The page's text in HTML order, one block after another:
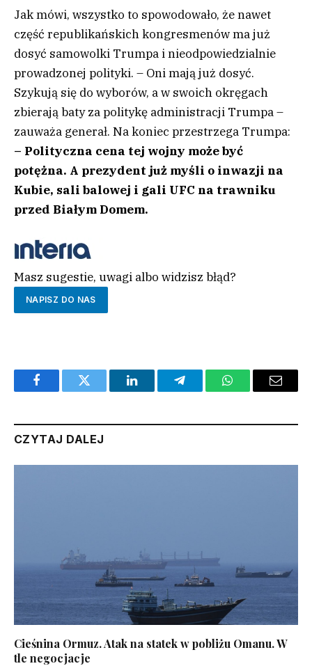
Jak mówi, wszystko to spowodowało, że nawet
część republikańskich kongresmenów ma już
dosyć samowolki Trumpa i nieodpowiedzialnie
prowadzonej polityki. – Oni mają już dosyć.
Szykują się do wyborów, a w swoich okręgach
zbierają baty za politykę administracji Trumpa –
zauważa generał. Na koniec przestrzega Trumpa:
– Polityczna cena tej wojny może być
potężna. A prezydent już myśli o inwazji na
Kubie, sali balowej i gali UFC na trawniku
przed Białym Domem.
Masz sugestie, uwagi albo widzisz błąd?
NAPISZ DO NAS
FacebookTwitter LinkedInTelegramWhatsAppEmail
CZYTAJ DALEJ
Cieśnina Ormuz. Atak na statek w pobliżu Omanu. W
tle negocjacje